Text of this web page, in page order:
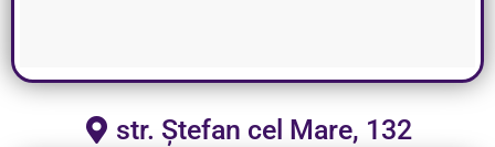
str. Ștefan cel Mare, 132